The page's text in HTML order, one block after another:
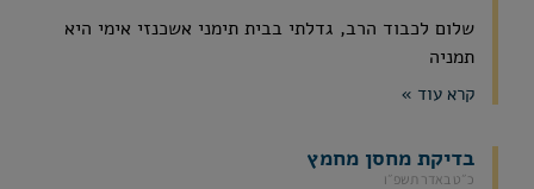
שלום לכבוד הרב, גדלתי בבית תימני אשכנזי אימי היא
תמניה
קרא עוד »
בדיקת מחסן מחמץ
כ״ט באדר תשפ״ו